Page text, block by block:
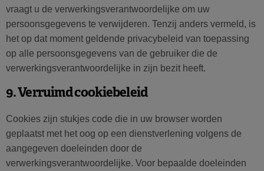
vraagt u de verwerkingsverantwoordelijke om uw
persoonsgegevens te verwijderen. Tenzij anders vermeld, is
het op dat moment geldende privacybeleid van toepassing
op alle persoonsgegevens van de gebruiker die de
verwerkingsverantwoordelijke in zijn bezit heeft.
9. Verruimd cookiebeleid
Cookies zijn stukjes code die in uw browser worden
geplaatst met het oog op een dienstverlening volgens de
aangegeven doeleinden door de
verwerkingsverantwoordelijke. Voor bepaalde doeleinden